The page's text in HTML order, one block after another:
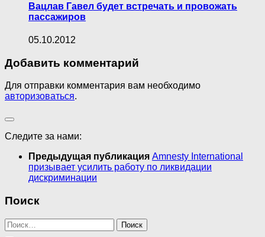
Вацлав Гавел будет встречать и провожать
пассажиров
05.10.2012
Добавить комментарий
Для отправки комментария вам необходимо
авторизоваться.
Следите за нами:
Предыдущая публикация Amnesty International
призывает усилить работу по ликвидации
дискриминации
Поиск
Найти: